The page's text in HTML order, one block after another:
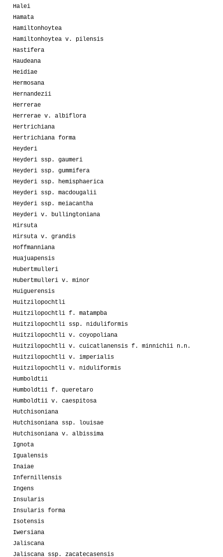
Halei
Hamata
Hamiltonhoytea
Hamiltonhoytea v. pilensis
Hastifera
Haudeana
Heidiae
Hermosana
Hernandezii
Herrerae
Herrerae v. albiflora
Hertrichiana
Hertrichiana forma
Heyderi
Heyderi ssp. gaumeri
Heyderi ssp. gummifera
Heyderi ssp. hemisphaerica
Heyderi ssp. macdougalii
Heyderi ssp. meiacantha
Heyderi v. bullingtoniana
Hirsuta
Hirsuta v. grandis
Hoffmanniana
Huajuapensis
Hubertmulleri
Hubertmulleri v. minor
Huiguerensis
Huitzilopochtli
Huitzilopochtli f. matampba
Huitzilopochtli ssp. niduliformis
Huitzilopochtli v. coyopoliana
Huitzilopochtli v. cuicatlanensis f. minnichii n.n.
Huitzilopochtli v. imperialis
Huitzilopochtli v. niduliformis
Humboldtii
Humboldtii f. queretaro
Humboldtii v. caespitosa
Hutchisoniana
Hutchisoniana ssp. louisae
Hutchisoniana v. albissima
Ignota
Igualensis
Inaiae
Infernillensis
Ingens
Insularis
Insularis forma
Isotensis
Iwersiana
Jaliscana
Jaliscana ssp. zacatecasensis